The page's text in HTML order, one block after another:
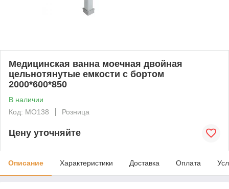
Медицинская ванна моечная двойная
цельнотянутые емкости с бортом
2000*600*850
В наличии
Код: МО138
Розница
Цену уточняйте
Описание Характеристики Доставка Оплата